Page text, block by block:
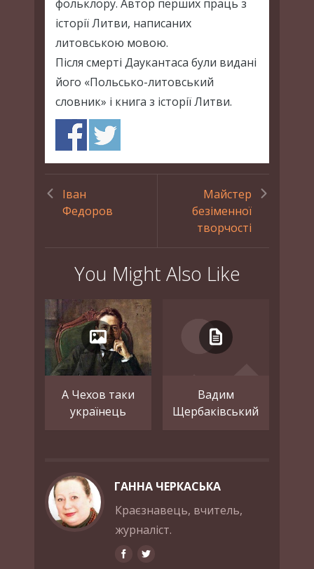
фольклору. Автор перших праць з
історії Литви, написаних
литовською мовою.
Після смерті Даукантаса були видані
його «Польсько-литовський
словник» і книга з історії Литви.
Іван
Федоров
Майстер
безіменної
творчості
You Might Also Like
А Чехов таки
українець
Вадим
Щербаківський
ГАННА ЧЕРКАСЬКА
Краєзнавець, вчитель,
журналіст.